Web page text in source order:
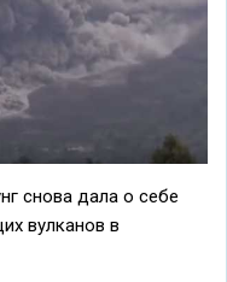
снова дала о себе
вулканов в